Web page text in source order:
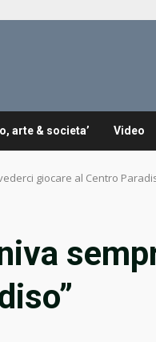
arte & societa’ Video
giocare al Centro